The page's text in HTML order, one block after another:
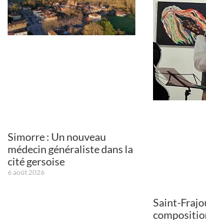
Simorre : Un nouveau
médecin généraliste dans la
cité gersoise
6 août 2026
Saint-